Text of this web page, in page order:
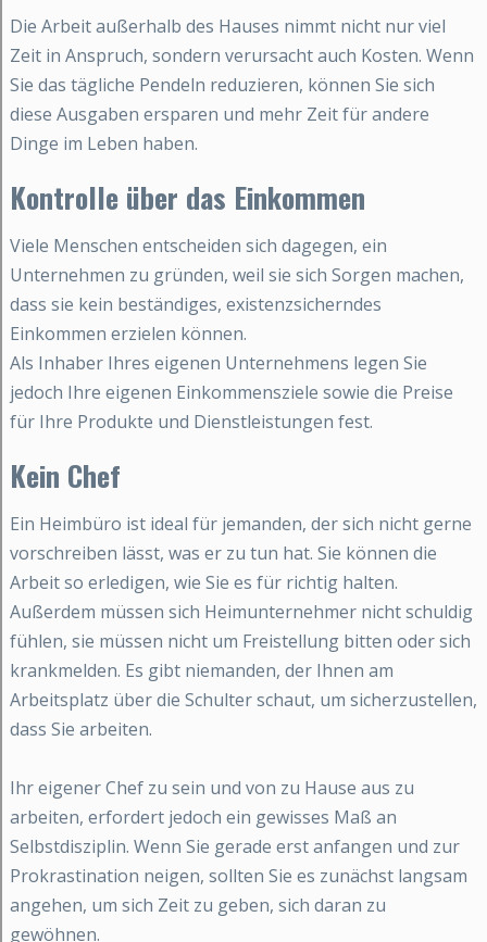
Die Arbeit außerhalb des Hauses nimmt nicht nur viel
Zeit in Anspruch, sondern verursacht auch Kosten. Wenn
Sie das tägliche Pendeln reduzieren, können Sie sich
diese Ausgaben ersparen und mehr Zeit für andere
Dinge im Leben haben.
Kontrolle über das Einkommen
Viele Menschen entscheiden sich dagegen, ein
Unternehmen zu gründen, weil sie sich Sorgen machen,
dass sie kein beständiges, existenzsicherndes
Einkommen erzielen können.
Als Inhaber Ihres eigenen Unternehmens legen Sie
jedoch Ihre eigenen Einkommensziele sowie die Preise
für Ihre Produkte und Dienstleistungen fest.
Kein Chef
Ein Heimbüro ist ideal für jemanden, der sich nicht gerne
vorschreiben lässt, was er zu tun hat. Sie können die
Arbeit so erledigen, wie Sie es für richtig halten.
Außerdem müssen sich Heimunternehmer nicht schuldig
fühlen, sie müssen nicht um Freistellung bitten oder sich
krankmelden. Es gibt niemanden, der Ihnen am
Arbeitsplatz über die Schulter schaut, um sicherzustellen,
dass Sie arbeiten.
Ihr eigener Chef zu sein und von zu Hause aus zu
arbeiten, erfordert jedoch ein gewisses Maß an
Selbstdisziplin. Wenn Sie gerade erst anfangen und zur
Prokrastination neigen, sollten Sie es zunächst langsam
angehen, um sich Zeit zu geben, sich daran zu
gewöhnen.